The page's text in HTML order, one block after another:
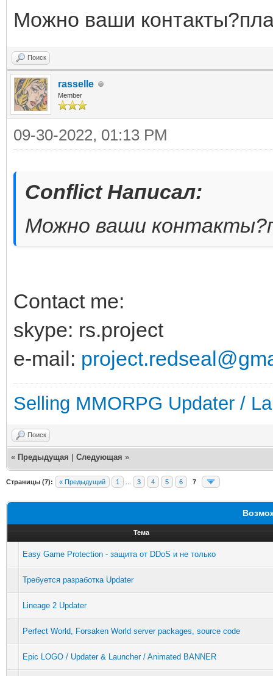
Можно ваши
Поиск
rasselle
Member
09-30-2022, 01:13 PM
Conflict Написал:
Можно ваши
Contact me:
skype: rs.project
e-mail:
Selling MMORPG Updater /
Поиск
« Предыдущая Следующая »
Страницы (7): « Предыдущий 1 3 4 5 6 7
Тема
Easy Game Protection - защита от DDoS и не только
Требуется разработка Updater
Lineage 2 Updater
Perfect World, Forsaken World server packages, source code
Epic LOGO / Updater & Launcher / Animated BANNER